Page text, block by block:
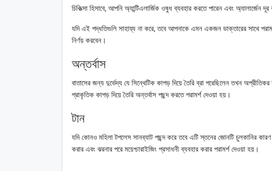
চিকিত্সা হিসাবে, আপনি অ্যান্টিএলার্জিক ওষুধ ব্যবহার করতে পারেন এবং অ্যালার্জেন দূর
যদি এই পদ্ধতিগুলি সাহায্য না করে, তবে আপনাকে এমন একজন ডাক্তারের সাথে
নির্ণয় করবেন।
অন্তর্বাস
বাতাসের জন্য দুর্ভেদ্য যে সিন্থেটিক কাপড় দিয়ে তৈরি ব্রা পরেছিলেন তখন
প্রাকৃতিক কাপড় দিয়ে তৈরি অন্তর্বাস পছন্দ করতে পরামর্শ দেওয়া হয়।
টান
যদি কোনও মহিলা টপলেস সানব্যাট পছন্দ করে তবে এটি স্তনের জোনটি চুলকানির
করার এবং ঝরনার পরে ময়েশ্চারাইজিং প্রসাধনী ব্যবহার করার পরামর্শ দেওয়া হয়।